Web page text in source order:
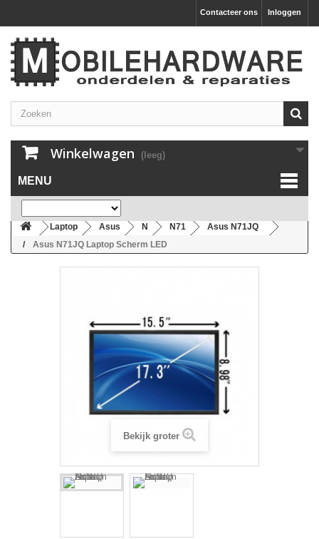
Inloggen
Contacteer ons
Winkelwagen (leeg)
MENU
Laptop Asus N N71
Asus N71JQ
Asus N71JQ Laptop Scherm LED
Bekijk groter